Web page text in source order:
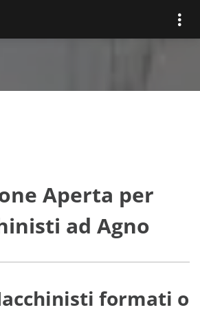
Aperta per
ad Agno
formati o